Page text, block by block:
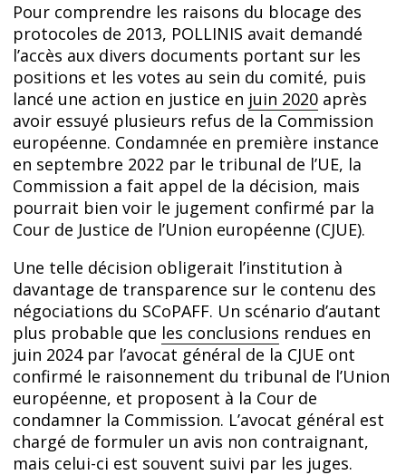
Pour comprendre les raisons du blocage des
protocoles de 2013, POLLINIS avait demandé
l’accès aux divers documents portant sur les
positions et les votes au sein du comité, puis
lancé une action en justice en juin 2020 après
avoir essuyé plusieurs refus de la Commission
européenne. Condamnée en première instance
en septembre 2022 par le tribunal de l’UE, la
Commission a fait appel de la décision, mais
pourrait bien voir le jugement confirmé par la
Cour de Justice de l’Union européenne (CJUE).
Une telle décision obligerait l’institution à
davantage de transparence sur le contenu des
négociations du SCoPAFF. Un scénario d’autant
plus probable que les conclusions rendues en
juin 2024 par l’avocat général de la CJUE ont
confirmé le raisonnement du tribunal de l’Union
européenne, et proposent à la Cour de
condamner la Commission. L’avocat général est
chargé de formuler un avis non contraignant,
mais celui-ci est souvent suivi par les juges.